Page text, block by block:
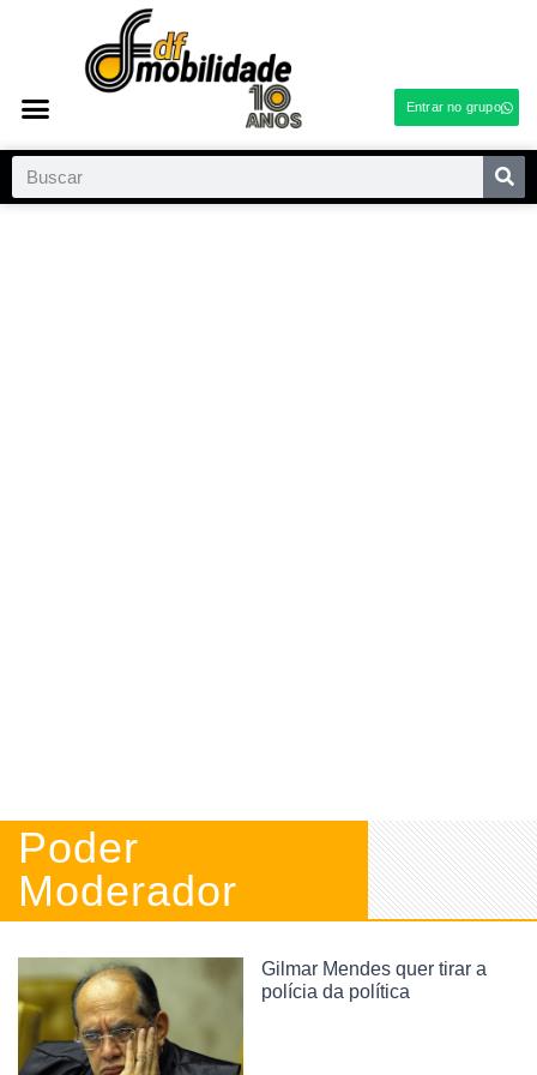
Entrar no grupo
Poder
Moderador
Gilmar Mendes quer tirar a
polícia da política